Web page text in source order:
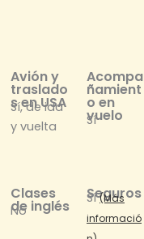
Avión y
traslado
s en USA
Sí, de ida
y vuelta
Acompa
ñamient
o en
vuelo
Sí
Clases
de inglés
No
Seguros
Sí(Más
informació